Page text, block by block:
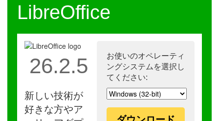
LibreOffice
お使いのオペレーティ
ングシステムを選択し
てください:
26.2.5
新しい技術が
好きな方やア